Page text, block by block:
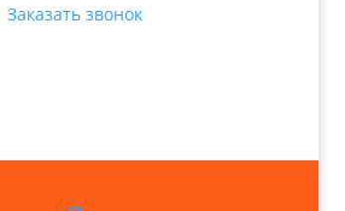
Заказать звонок